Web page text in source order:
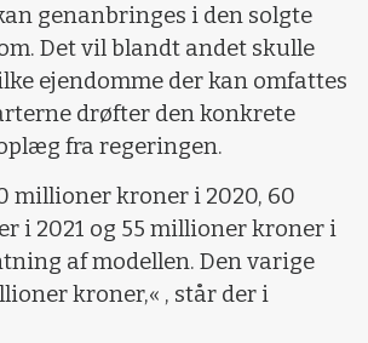
genanbringes i den solgte
Det vil blandt andet skulle
ejendomme der kan omfattes
drøfter den konkrete
fra regeringen.
millioner kroner i 2020, 60
i 2021 og 55 millioner kroner i
af modellen. Den varige
kroner,« , står der i